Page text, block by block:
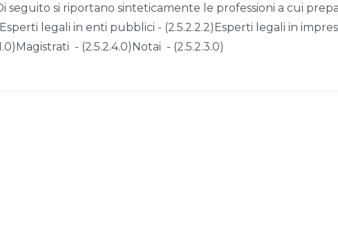
seguito si riportano sinteticamente le professioni a cui
legali in enti pubblici - (2.5.2.2.2)Esperti legali in
- (2.5.2.4.0)Notai - (2.5.2.3.0)